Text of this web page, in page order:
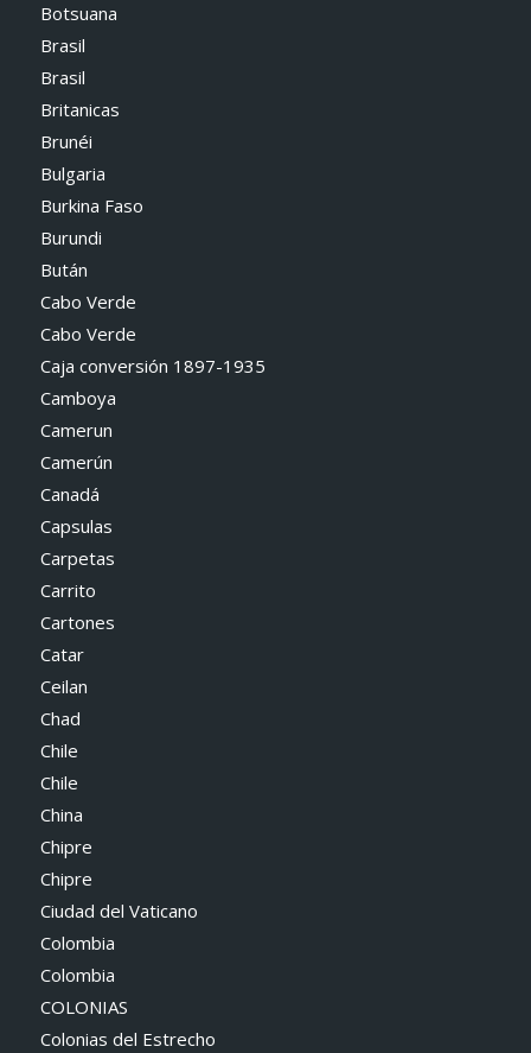
Botsuana
Brasil
Brasil
Britanicas
Brunéi
Bulgaria
Burkina Faso
Burundi
Bután
Cabo Verde
Cabo Verde
Caja conversión 1897-1935
Camboya
Camerun
Camerún
Canadá
Capsulas
Carpetas
Carrito
Cartones
Catar
Ceilan
Chad
Chile
Chile
China
Chipre
Chipre
Ciudad del Vaticano
Colombia
Colombia
COLONIAS
Colonias del Estrecho